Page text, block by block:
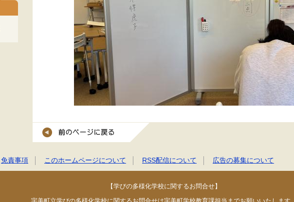
免責事項 このホームページについて RSS配信について 広告の募集について
【学びの多様化学校に関するお問合せ】